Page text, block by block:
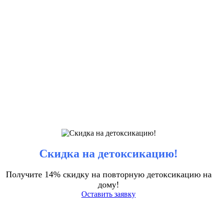
Скидка на детоксикацию!
Получите 14% скидку на повторную детоксикацию на
дому!
Оставить заявку